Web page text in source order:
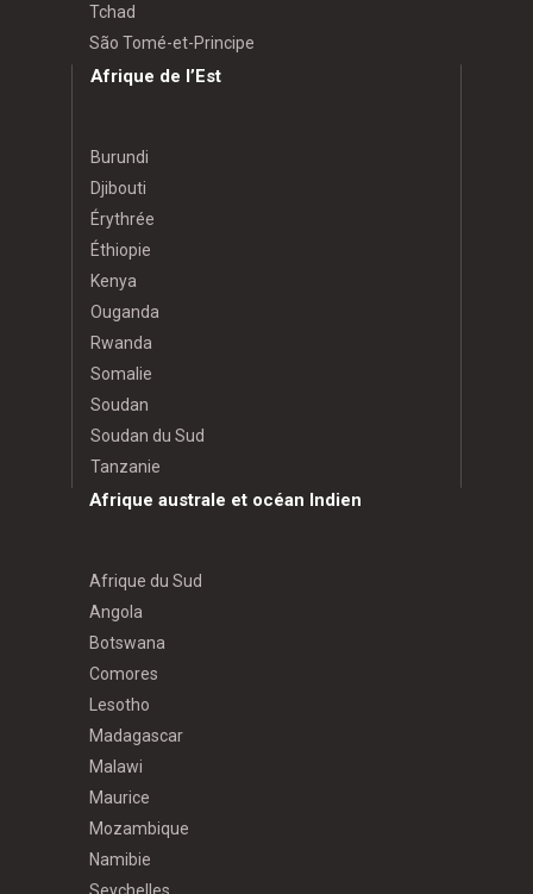
Tchad
São Tomé-et-Principe
Afrique de l’Est
Burundi
Djibouti
Érythrée
Éthiopie
Kenya
Ouganda
Rwanda
Somalie
Soudan
Soudan du Sud
Tanzanie
Afrique australe et océan Indien
Afrique du Sud
Angola
Botswana
Comores
Lesotho
Madagascar
Malawi
Maurice
Mozambique
Namibie
Seychelles